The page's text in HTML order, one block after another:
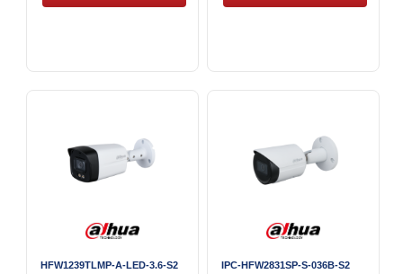
HFW1239TLMP-A-LED-3.6-S2
IPC-HFW2831SP-S-036B-S2